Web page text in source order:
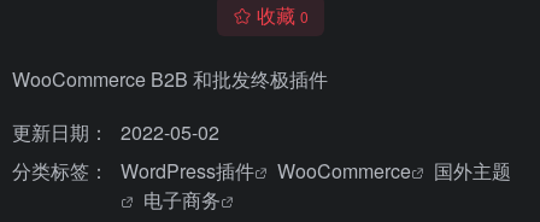
收藏 0
WooCommerce B2B 和批发终极插件
更新日期：
2022-05-02
分类标签：
WordPress插件 WooCommerce
国外主题
电子商务